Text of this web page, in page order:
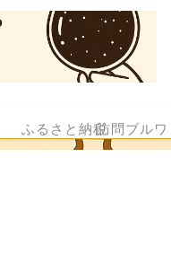
ふるさと納税訪問ブル